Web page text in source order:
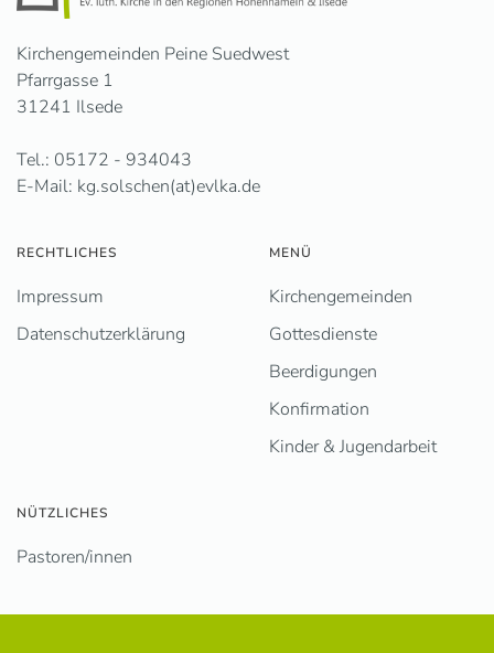
Kirchengemeinden Peine Suedwest
Pfarrgasse 1
31241 Ilsede
Tel.: 05172 - 934043
E-Mail: kg.solschen(at)evlka.de
RECHTLICHES
Impressum
Datenschutzerklärung
MENÜ
Kirchengemeinden
Gottesdienste
Beerdigungen
Konfirmation
Kinder & Jugendarbeit
NÜTZLICHES
Pastoren/innen